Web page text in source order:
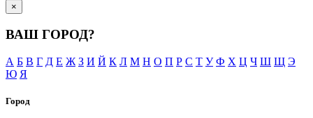
×
ВАШ ГОРОД?
А Б В Г Д Е Ж З И Й К Л М Н О П Р С Т У Ф Х Ц Ч Ш Щ Э
Ю Я
Город